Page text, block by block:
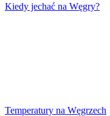
Kiedy jechać na Węgry?
Temperatury na Węgrzech